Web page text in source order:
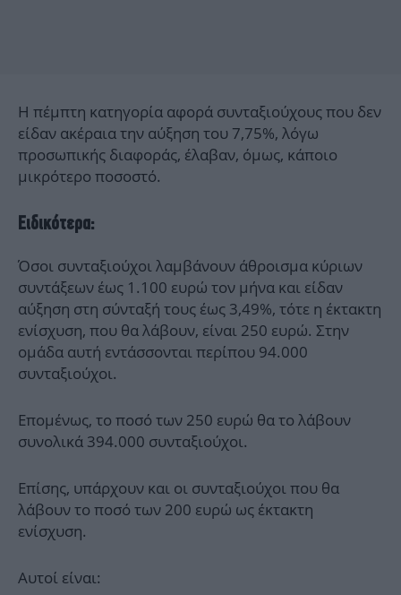
Η πέμπτη κατηγορία αφορά συνταξιούχους που δεν
είδαν ακέραια την αύξηση του 7,75%, λόγω
προσωπικής διαφοράς, έλαβαν, όμως, κάποιο
μικρότερο ποσοστό.
Ειδικότερα:
Όσοι συνταξιούχοι λαμβάνουν άθροισμα κύριων
συντάξεων έως 1.100 ευρώ τον μήνα και είδαν
αύξηση στη σύνταξή τους έως 3,49%, τότε η έκτακτη
ενίσχυση, που θα λάβουν, είναι 250 ευρώ. Στην
ομάδα αυτή εντάσσονται περίπου 94.000
συνταξιούχοι.
Επομένως, το ποσό των 250 ευρώ θα το λάβουν
συνολικά 394.000 συνταξιούχοι.
Επίσης, υπάρχουν και οι συνταξιούχοι που θα
λάβουν το ποσό των 200 ευρώ ως έκτακτη
ενίσχυση.
Αυτοί είναι: